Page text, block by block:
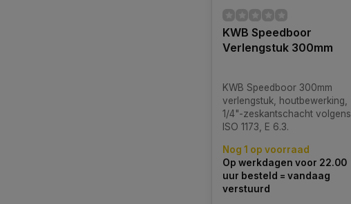
KWB Speedboor
Verlengstuk 300mm
KWB Speedboor 300mm
verlengstuk, houtbewerking,
1/4"-zeskantschacht volgens
ISO 1173, E 6.3.
Nog 1 op voorraad
Op werkdagen voor 22.00
uur besteld = vandaag
verstuurd